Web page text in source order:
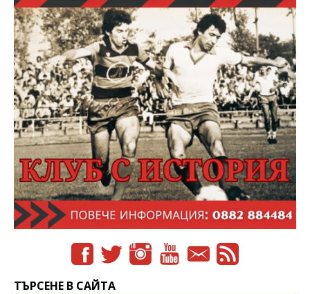
ТЪРСЕНЕ В САЙТА